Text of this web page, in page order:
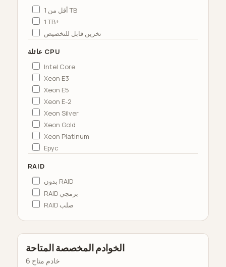
أقل من 1 TB
1 TB+
تخزين قابل للتخصيص
عائلة CPU
Intel Core
Xeon E3
Xeon E5
Xeon E-2
Xeon Silver
Xeon Gold
Xeon Platinum
Epyc
RAID
بدون RAID
RAID برمجي
RAID صلب
الخوادم المخصصة المتاحة
6 خادم متاح